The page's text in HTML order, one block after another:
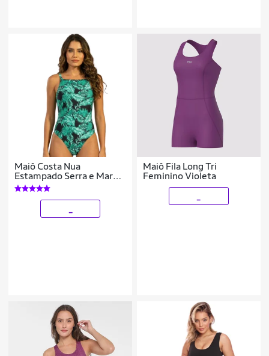
Maiô Costa Nua
Estampado Serra e Mar
Cavado Alça Regata
Confortavel Para Verão
Moda Praia Feminina
Maiô Fila Long Tri
Feminino Violeta